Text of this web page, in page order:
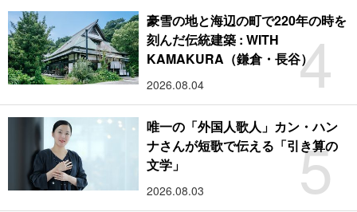
4
豪雪の地と海辺の町で220年の時を
刻んだ伝統建築 : WITH
KAMAKURA（鎌倉・長谷）
2026.08.04
5
唯一の「外国人歌人」カン・ハン
ナさんが短歌で伝える「引き算の
文学」
2026.08.03